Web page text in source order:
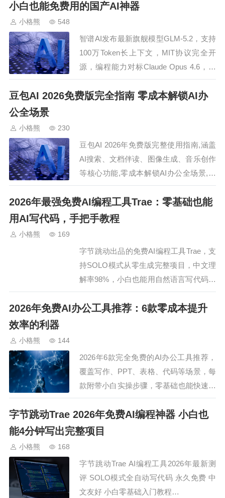
小白也能免费用的国产AI神器
小格熊 548
智谱AI发布最新旗舰模型GLM-5.2，支持
100万Token长上下文，MIT协议完全开
源，编程能力对标Claude Opus 4.6，附
小白使用教程和免费体验入口。…
豆包AI 2026免费版完全指南 零成本解锁AI办
公全场景
小格熊 230
豆包AI 2026年免费版完整使用指南,涵盖
AI搜索、文档伴读、图像生成、音乐创作
等核心功能,零成本解锁AI办公全场景,小
白也能快速上手!…
2026年最强免费AI编程工具Trae：零基础也能
用AI写代码，手把手教程
小格熊 169
字节跳动出品的免费AI编程工具Trae，支
持SOLO模式从零生成完整项目，中文理
解率98%，小白也能用自然语言写代码。
附详细实操步骤和功能亮点解析。…
2026年免费AI办公工具推荐：6款零成本提升
效率的利器
小格熊 144
2026年6款完全免费的AI办公工具推荐，
覆盖写作、PPT、表格、代码等场景，每
款附带小白实操步骤，零基础也能快速上
手提升工作效率。…
字节跳动Trae 2026年免费AI编程神器 小白也
能4分钟写出完整项目
小格熊 168
字节跳动Trae AI编程工具2026年最新测
评 SOLO模式全自动写代码 永久免费 中
文友好 小白零基础入门教程…